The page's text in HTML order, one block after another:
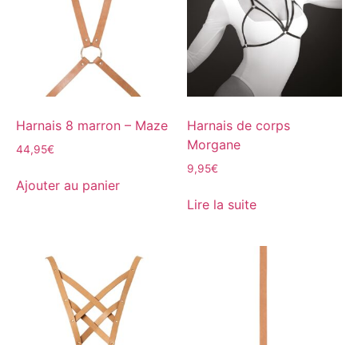
Harnais 8 marron – Maze
44,95€
Ajouter au panier
Harnais de corps
Morgane
9,95€
Lire la suite